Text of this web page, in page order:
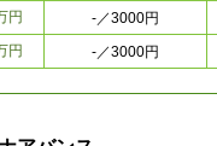
円 -／3000円
円 -／3000円